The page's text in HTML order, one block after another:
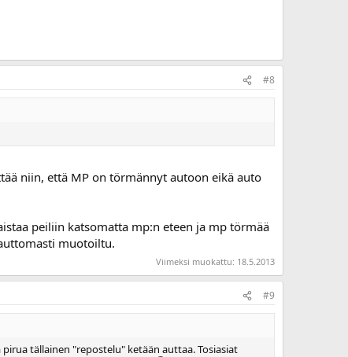
#8
niin, että MP on törmännyt autoon eikä auto
peiliin katsomatta mp:n eteen ja mp törmää
muotoiltu.
Viimeksi muokattu: 18.5.2013
#9
tällainen "repostelu" ketään auttaa. Tosiasiat